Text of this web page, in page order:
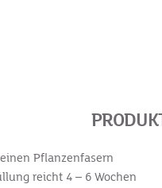
Pflanzenfasern
reicht 4 – 6 Wochen